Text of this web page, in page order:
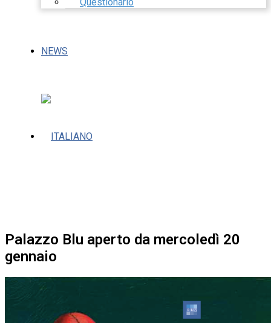
NEWS
Palazzo Blu aperto da mercoledì 20
gennaio